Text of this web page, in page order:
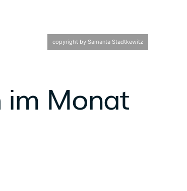
copyright by Samanta Stadtkewitz
im Monat